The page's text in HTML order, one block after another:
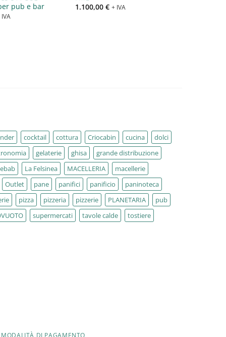
pub e bar
IVA
1.100,00€ + IVA
cocktail cottura Criocabin cucina
dolci
gelaterie ghisa
grande distribuzione
La Felsinea MACELLERIA
macellerie
Outlet pane panifici panificio
paninoteca
pizza pizzeria pizzerie PLANETARIA
pub
supermercati tavole calde tostiere
MODALITÀ DI PAGAMENTO